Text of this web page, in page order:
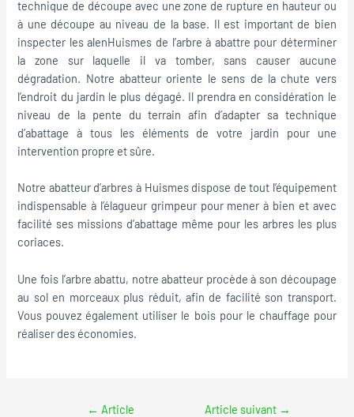
technique de découpe avec une zone de rupture en hauteur ou
à une découpe au niveau de la base. Il est important de bien
inspecter les alenHuismes de l’arbre à abattre pour déterminer
la zone sur laquelle il va tomber, sans causer aucune
dégradation. Notre abatteur oriente le sens de la chute vers
l’endroit du jardin le plus dégagé. Il prendra en considération le
niveau de la pente du terrain afin d’adapter sa technique
d’abattage à tous les éléments de votre jardin pour une
intervention propre et sûre.
Notre abatteur d’arbres à Huismes dispose de tout l’équipement
indispensable à l’élagueur grimpeur pour mener à bien et avec
facilité ses missions d’abattage même pour les arbres les plus
coriaces.
Une fois l’arbre abattu, notre abatteur procède à son découpage
au sol en morceaux plus réduit, afin de facilité son transport.
Vous pouvez également utiliser le bois pour le chauffage pour
réaliser des économies.
← Article
Article suivant →